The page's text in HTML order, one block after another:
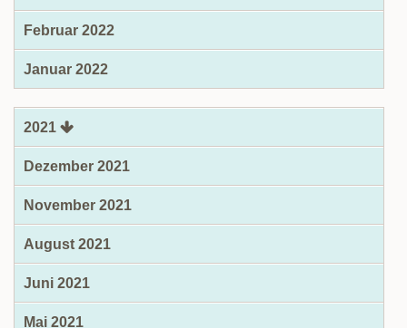
Februar 2022
Januar 2022
2021
Dezember 2021
November 2021
August 2021
Juni 2021
Mai 2021